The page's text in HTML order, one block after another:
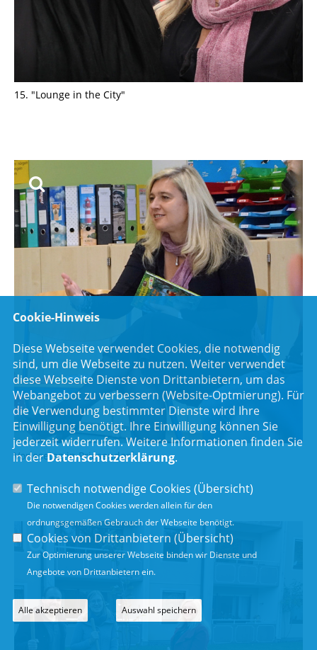
15. "Lounge in the City"
Vorlesetag in Priesendorf
Cookie-Hinweis
Diese Webseite verwendet Cookies, die notwendig
sind, um die Webseite zu nutzen. Weiter verwendet
diese Webseite Dienste von Drittanbietern, um das
Webangebot zu verbessern (Website-Optmierung). Für
die Verwendung bestimmter Dienste wird Ihre
Einwilligung benötigt. Ihre Einwilligung können Sie
jederzeit widerrufen. Weitere Informationen finden Sie
in derDatenschutzerklärung.
Technisch notwendige Cookies (Übersicht)
Die notwendigen Cookies werden allein für den
ordnungsgemäßen Gebrauch der Webseite benötigt.
Cookies von Drittanbietern (Übersicht)
Zur Optimierung unserer Webseite binden wir Dienste und
Angebote von Drittanbietern ein.
Alle akzeptieren Auswahl speichern